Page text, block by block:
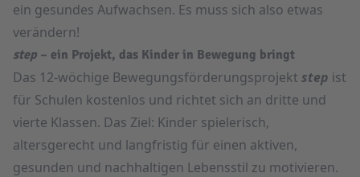
ein gesundes Aufwachsen. Es muss sich also etwas
verändern!
step – ein Projekt, das Kinder in Bewegung bringt
Das 12-wöchige Bewegungsförderungsprojekt step ist
für Schulen kostenlos und richtet sich an dritte und
vierte Klassen. Das Ziel: Kinder spielerisch,
altersgerecht und langfristig für einen aktiven,
gesunden und nachhaltigen Lebensstil zu motivieren.